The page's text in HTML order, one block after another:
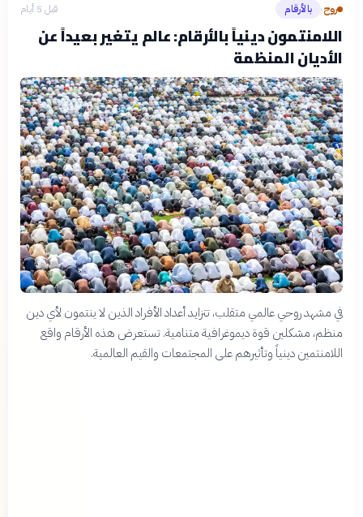
روح› بالأرقام قبل 5 أيام
اللامنتمون دينياً بالأرقام: عالم يتغير بعيداً عن
الأديان المنظمة
في مشهد روحي عالمي متقلب، تتزايد أعداد الأفراد الذين لا ينتمون لأي دين
منظم، مشكلين قوة ديموغرافية متنامية. تستعرض هذه الأرقام واقع
اللامنتمين دينياً وتأثيرهم على المجتمعات والقيم العالمية.